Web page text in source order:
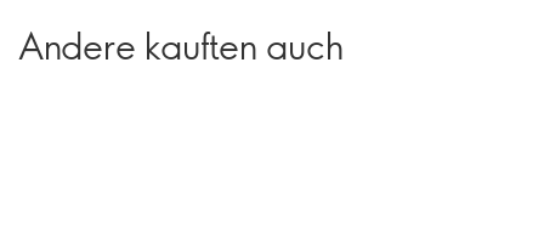
Andere kauften auch